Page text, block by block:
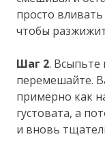
просто
чтобы
Шаг 2. Всыпьте
перемешайте.
примерно как
густовата, а
и вновь